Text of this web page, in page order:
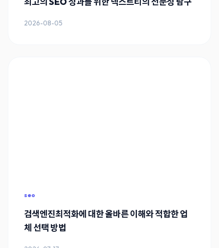
2026-08-05
seo
검색엔진최적화에 대한 올바른 이해와 적합한 업
체 선택 방법